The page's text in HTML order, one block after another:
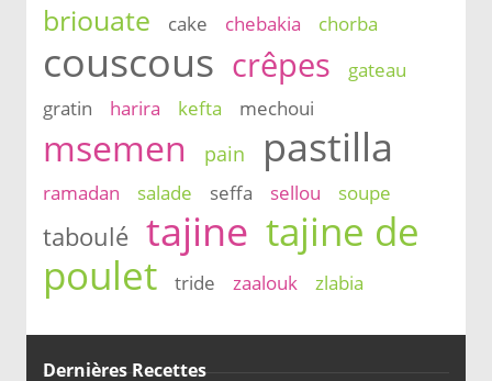
briouate cake chebakia chorba
couscous crêpes
gateau
gratin
harira kefta mechoui
msemen pain pastilla
ramadan salade seffa sellou soupe
taboulé tajine tajine de
poulet
tride zaalouk zlabia
Dernières Recettes